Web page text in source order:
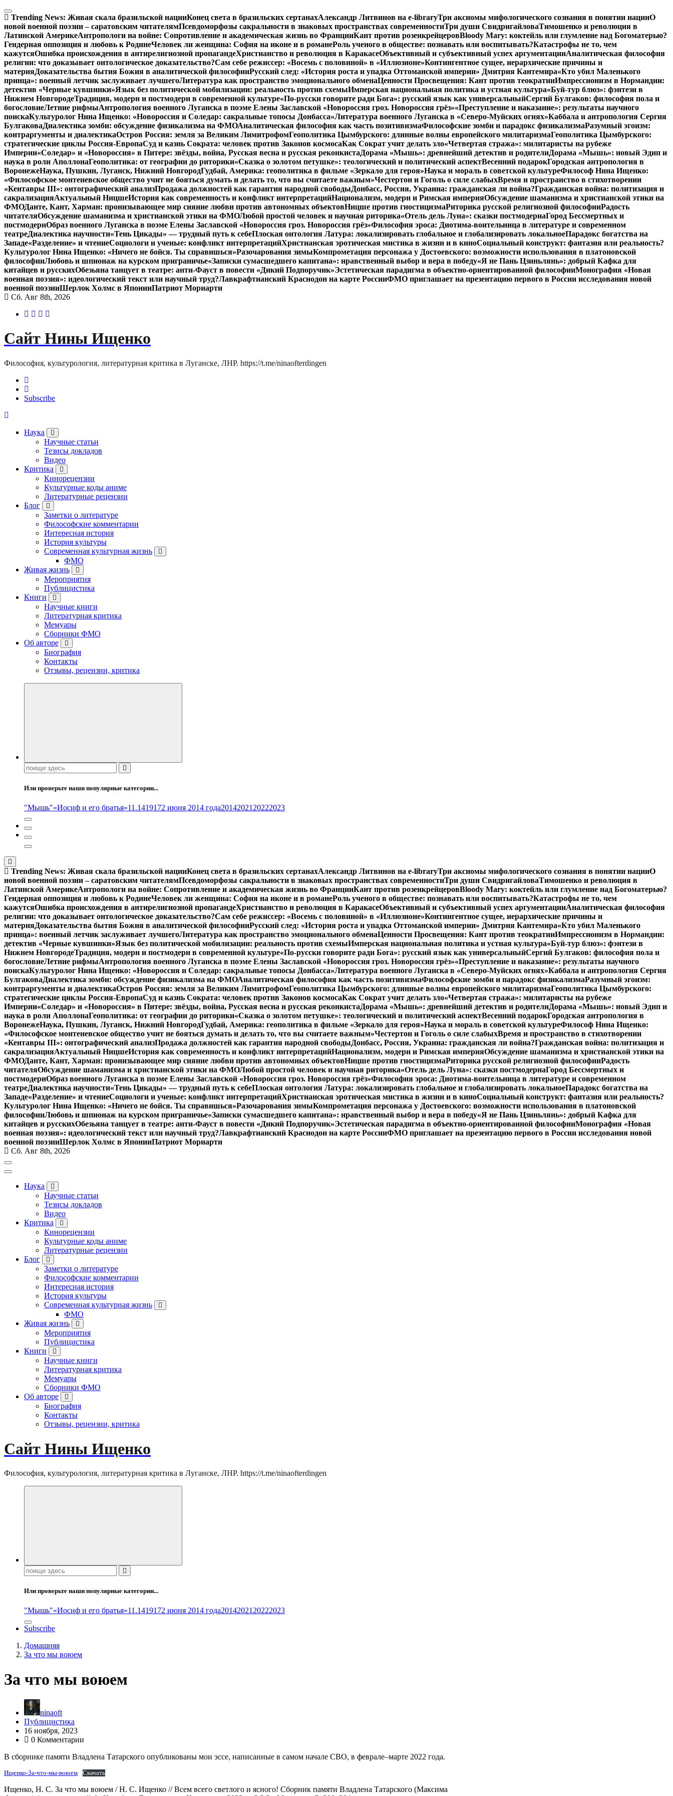
Перейти
к
содержимому
Trending News: Живая скала бразильской нацииКонец света в бразильских сертанахАлександр Литвинов на e-libraryТри аксиомы мифологического сознания в понятии нацииО
новой военной поэзии – саратовским читателямПсевдоморфозы сакральности в знаковых пространствах современностиТри души СвидригайловаТимошенко и революция в
Латинской АмерикеАнтропологи на войне: Сопротивление и академическая жизнь во ФранцииКант против розенкрейцеровBloody Mary: коктейль или глумление над Богоматерью?
Гендерная оппозиция и любовь к РодинеЧеловек ли женщина: София на иконе и в романеРоль ученого в обществе: познавать или воспитывать?Катастрофы не то, чем
кажутсяОшибка происхождения в антирелигиозной пропагандеХристианство и революция в КаракасеОбъективный и субъективный успех аргументацииАналитическая философия
религии: что доказывает онтологическое доказательство?Сам себе режиссер: «Восемь с половиной» в «Иллюзионе»Контингентное сущее, иерархические причины и
материяДоказательства бытия Божия в аналитической философииРусский след: «История роста и упадка Оттоманской империи» Дмитрия Кантемира«Кто убил Маленького
принца»: военный летчик заслуживает лучшегоЛитература как пространство эмоционального обменаЦенности Просвещения: Кант против теократииИмпрессионизм в Нормандии:
детектив «Черные кувшинки»Язык без политической мобилизации: реальность против схемыИмперская национальная политика и устная культура«Буй-тур блюз»: фэнтези в
Нижнем НовгородеТрадиция, модерн и постмодерн в современной культуре«По-русски говорите ради Бога»: русский язык как универсальныйСергий Булгаков: философия пола и
богословиеЛетние рифмыАнтропология военного Луганска в поэме Елены Заславской «Новороссия гроз. Новороссия грёз»«Преступление и наказание»: результаты научного
поискаКультуролог Нина Ищенко: «Новороссия и Соледар: сакральные топосы Донбасса»Литература военного Луганска в «Северо-Муйских огнях»Каббала и антропология Сергия
БулгаковаДиалектика зомби: обсуждение физикализма на ФМОАналитическая философия как часть позитивизмаФилософские зомби и парадокс физикализмаРазумный эгоизм:
контраргументы и диалектикаОстров Россия: земля за Великим ЛимитрофомГеополитика Цымбурского: длинные волны европейского милитаризмаГеополитика Цымбурского:
стратегические циклы Россия-ЕвропаСуд и казнь Сократа: человек против Законов космосаКак Сократ учит делать зло«Четвертая стража»: милитаристы на рубеже
Империи«Соледар» и «Новороссия» в Питере: звёзды, война, Русская весна и русская реконкистаДорама «Мышь»: древнейший детектив и родителиДорама «Мышь»: новый Эдип и
наука в роли АполлонаГеополитика: от географии до риторики«Сказка о золотом петушке»: теологический и политический аспектВесенний подарокГородская антропология в
ВоронежеНаука, Пушкин, Луганск, Нижний НовгородГудбай, Америка: геополитика в фильме «Зеркало для героя»Наука и мораль в советской культуреФилософ Нина Ищенко:
«Философское монтеневское общество учит не бояться думать и делать то, что вы считаете важным»Честертон и Гоголь о силе слабыхВремя и пространство в стихотворении
«Кентавры III»: онтографический анализПродажа должностей как гарантия народной свободыДонбасс, Россия, Украина: гражданская ли война?Гражданская война: политизация и
сакрализацияАктуальный НицшеИстория как современность и конфликт интерпретацийНационализм, модерн и Римская империяОбсуждение шаманизма и христианской этики на
ФМОДанте, Кант, Харман: пронизывающее мир сияние любви против автономных объектовНицше против гностицизмаРиторика русской религиозной философииРадость
читателяОбсуждение шаманизма и христианской этики на ФМОЛюбой простой человек и научная риторика«Отель дель Луна»: сказки постмодернаГород Бессмертных и
постмодернОбраз военного Луганска в поэме Елены Заславской «Новороссия гроз. Новороссия грёз»Философия эроса: Диотима-воительница в литературе и современном
театреДиалектика научности«Тень Цикады» — трудный путь к себеПлоская онтология Латура: локализировать глобальное и глобализировать локальноеПарадокс богатства на
Западе«Разделение» и чтениеСоциологи и ученые: конфликт интерпретацийХристианская эротическая мистика в жизни и в киноСоциальный конструкт: фантазия или реальность?
Культуролог Нина Ищенко: «Ничего не бойся. Ты справишься»Разочарования зимыКомпрометация персонажа у Достоевского: возможности использования в платоновской
философииЛюбовь и шпионаж на курском приграничье«Записки сумасшедшего капитана»: нравственный выбор и вера в победу«Я не Пань Цзиньлянь»: добрый Кафка для
китайцев и русскихОбезьяна танцует в театре: анти-Фауст в повести «Дикий Подпоручик»Эстетическая парадигма в объектно-ориентированной философииМонография «Новая
военная поэзия»: идеологический текст или научный труд?Лавкрафтианский Краснодон на карте РоссииФМО приглашает на презентацию первого в России исследования новой
военной поэзииШерлок Холмс в ЯпонииПатриот Мориарти
Сб. Авг 8th, 2026
Сайт Нины Ищенко
Философия, культурология, литературная критика в Луганске, ЛНР. https://t.me/ninaofterdingen
Subscribe
Наука
Научные статьи
Тезисы докладов
Видео
Критика
Кинорецензии
Культурные коды аниме
Литературные рецензии
Блог
Заметки о литературе
Философские комментарии
Интересная история
История культуры
Современная культурная жизнь
ФМО
Живая жизнь
Мероприятия
Публицистика
Книги
Научные книги
Литературная критика
Мемуары
Сборники ФМО
Об авторе
Биография
Контакты
Отзывы, рецензии, критика
Поиск:
Или проверьте наши популярные категории...
"Мышь"«Иосиф и его братья»11.1419172 июня 2014 года20142021 20222023
Trending News: Живая скала бразильской нацииКонец света в бразильских сертанахАлександр Литвинов на e-libraryТри аксиомы мифологического сознания в понятии нацииО
новой военной поэзии – саратовским читателямПсевдоморфозы сакральности в знаковых пространствах современностиТри души СвидригайловаТимошенко и революция в
Латинской АмерикеАнтропологи на войне: Сопротивление и академическая жизнь во ФранцииКант против розенкрейцеровBloody Mary: коктейль или глумление над Богоматерью?
Гендерная оппозиция и любовь к РодинеЧеловек ли женщина: София на иконе и в романеРоль ученого в обществе: познавать или воспитывать?Катастрофы не то, чем
кажутсяОшибка происхождения в антирелигиозной пропагандеХристианство и революция в КаракасеОбъективный и субъективный успех аргументацииАналитическая философия
религии: что доказывает онтологическое доказательство?Сам себе режиссер: «Восемь с половиной» в «Иллюзионе»Контингентное сущее, иерархические причины и
материяДоказательства бытия Божия в аналитической философииРусский след: «История роста и упадка Оттоманской империи» Дмитрия Кантемира«Кто убил Маленького
принца»: военный летчик заслуживает лучшегоЛитература как пространство эмоционального обменаЦенности Просвещения: Кант против теократииИмпрессионизм в Нормандии:
детектив «Черные кувшинки»Язык без политической мобилизации: реальность против схемыИмперская национальная политика и устная культура«Буй-тур блюз»: фэнтези в
Нижнем НовгородеТрадиция, модерн и постмодерн в современной культуре«По-русски говорите ради Бога»: русский язык как универсальныйСергий Булгаков: философия пола и
богословиеЛетние рифмыАнтропология военного Луганска в поэме Елены Заславской «Новороссия гроз. Новороссия грёз»«Преступление и наказание»: результаты научного
поискаКультуролог Нина Ищенко: «Новороссия и Соледар: сакральные топосы Донбасса»Литература военного Луганска в «Северо-Муйских огнях»Каббала и антропология Сергия
БулгаковаДиалектика зомби: обсуждение физикализма на ФМОАналитическая философия как часть позитивизмаФилософские зомби и парадокс физикализмаРазумный эгоизм:
контраргументы и диалектикаОстров Россия: земля за Великим ЛимитрофомГеополитика Цымбурского: длинные волны европейского милитаризмаГеополитика Цымбурского:
стратегические циклы Россия-ЕвропаСуд и казнь Сократа: человек против Законов космосаКак Сократ учит делать зло«Четвертая стража»: милитаристы на рубеже
Империи«Соледар» и «Новороссия» в Питере: звёзды, война, Русская весна и русская реконкистаДорама «Мышь»: древнейший детектив и родителиДорама «Мышь»: новый Эдип и
наука в роли АполлонаГеополитика: от географии до риторики«Сказка о золотом петушке»: теологический и политический аспектВесенний подарокГородская антропология в
ВоронежеНаука, Пушкин, Луганск, Нижний НовгородГудбай, Америка: геополитика в фильме «Зеркало для героя»Наука и мораль в советской культуреФилософ Нина Ищенко:
«Философское монтеневское общество учит не бояться думать и делать то, что вы считаете важным»Честертон и Гоголь о силе слабыхВремя и пространство в стихотворении
«Кентавры III»: онтографический анализПродажа должностей как гарантия народной свободыДонбасс, Россия, Украина: гражданская ли война?Гражданская война: политизация и
сакрализацияАктуальный НицшеИстория как современность и конфликт интерпретацийНационализм, модерн и Римская империяОбсуждение шаманизма и христианской этики на
ФМОДанте, Кант, Харман: пронизывающее мир сияние любви против автономных объектовНицше против гностицизмаРиторика русской религиозной философииРадость
читателяОбсуждение шаманизма и христианской этики на ФМОЛюбой простой человек и научная риторика«Отель дель Луна»: сказки постмодернаГород Бессмертных и
постмодернОбраз военного Луганска в поэме Елены Заславской «Новороссия гроз. Новороссия грёз»Философия эроса: Диотима-воительница в литературе и современном
театреДиалектика научности«Тень Цикады» — трудный путь к себеПлоская онтология Латура: локализировать глобальное и глобализировать локальноеПарадокс богатства на
Западе«Разделение» и чтениеСоциологи и ученые: конфликт интерпретацийХристианская эротическая мистика в жизни и в киноСоциальный конструкт: фантазия или реальность?
Культуролог Нина Ищенко: «Ничего не бойся. Ты справишься»Разочарования зимыКомпрометация персонажа у Достоевского: возможности использования в платоновской
философииЛюбовь и шпионаж на курском приграничье«Записки сумасшедшего капитана»: нравственный выбор и вера в победу«Я не Пань Цзиньлянь»: добрый Кафка для
китайцев и русскихОбезьяна танцует в театре: анти-Фауст в повести «Дикий Подпоручик»Эстетическая парадигма в объектно-ориентированной философииМонография «Новая
военная поэзия»: идеологический текст или научный труд?Лавкрафтианский Краснодон на карте РоссииФМО приглашает на презентацию первого в России исследования новой
военной поэзииШерлок Холмс в ЯпонииПатриот Мориарти
Сб. Авг 8th, 2026
Наука
Научные статьи
Тезисы докладов
Видео
Критика
Кинорецензии
Культурные коды аниме
Литературные рецензии
Блог
Заметки о литературе
Философские комментарии
Интересная история
История культуры
Современная культурная жизнь
ФМО
Живая жизнь
Мероприятия
Публицистика
Книги
Научные книги
Литературная критика
Мемуары
Сборники ФМО
Об авторе
Биография
Контакты
Отзывы, рецензии, критика
Сайт Нины Ищенко
Философия, культурология, литературная критика в Луганске, ЛНР. https://t.me/ninaofterdingen
Поиск:
Или проверьте наши популярные категории...
"Мышь"«Иосиф и его братья»11.1419172 июня 2014 года2014202120222023
Subscribe
Домашняя
За что мы воюем
За что мы воюем
ninaoft
Публицистика
16 ноября, 2023
0 Комментарии
В сборнике памяти Владлена Татарского опубликованы мои эссе, написанные в самом начале СВО, в феврале–марте 2022 года.
Ищенко-За-что-мы-воюем Скачать
Ищенко, Н. С. За что мы воюем / Н. С. Ищенко // Всем всего светлого и ясного! Сборник памяти Владлена Татарского (Максима